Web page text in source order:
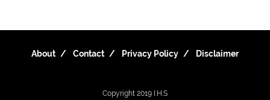
About Contact Privacy Policy Disclaimer
Copyright 2019 I.H.S